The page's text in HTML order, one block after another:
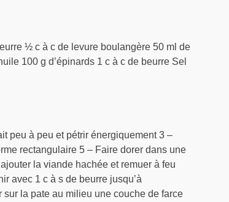
½ c à c de levure boulangère 50 ml de
100 g d’épinards 1 c à c de beurre Sel
peu à peu et pétrir énergiquement 3 –
rectangulaire 5 – Faire dorer dans une
la viande hachée et remuer à feu
avec 1 c à s de beurre jusqu’à
la pate au milieu une couche de farce